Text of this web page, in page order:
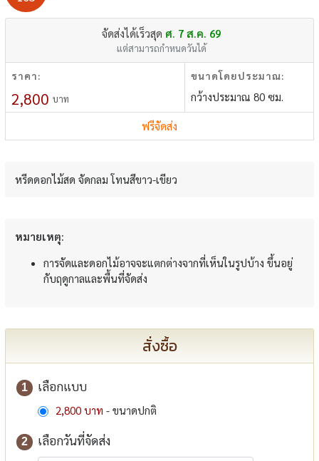
จัดส่งได้เร็วสุด ศ. 7 ส.ค. 69
แต่สามารถกำหนดวันได้
ราคา:
2,800 บาท
ขนาดโดยประมาณ:
กว้างประมาณ 80 ซม.
ฟรีจัดส่ง
หรีดดอกไม้สด จัดกลม โทนสีขาว-เขียว
หมายเหตุ:
การจัดและดอกไม้อาจจะแตกต่างจากที่เห็นในรูปบ้าง ขึ้นอยู่
กับฤดูกาลและพื้นที่จัดส่ง
สั่งซื้อ
1 เลือกแบบ
2,800 บาท - ขนาดปกติ
2 เลือกวันที่จัดส่ง